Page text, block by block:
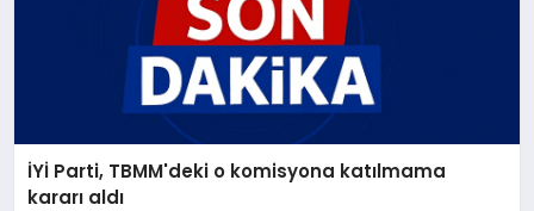
İYİ Parti, TBMM'deki o komisyona katılmama
kararı aldı